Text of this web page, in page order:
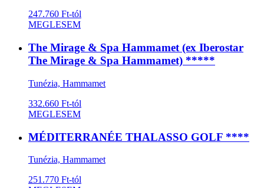
247.760 Ft-tól
MEGLESEM
The Mirage & Spa Hammamet (ex Iberostar
The Mirage & Spa Hammamet) *****
Tunézia, Hammamet
332.660 Ft-tól
MEGLESEM
MÉDITERRANÉE THALASSO GOLF ****
Tunézia, Hammamet
251.770 Ft-tól